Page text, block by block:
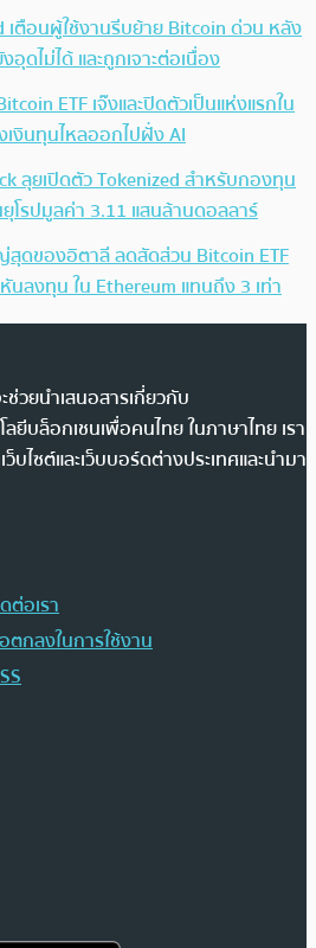
เตือนผู้ใช้งานรีบย้าย Bitcoin ด่วน หลัง
อุดไม่ได้ และถูกเจาะต่อเนื่อง
ETF เจ๊งและปิดตัวเป็นแห่งแรกใน
งินทุนไหลออกไปฝั่ง AI
ลุยเปิดตัว Tokenized สำหรับกองทุน
โรปมูลค่า 3.11 แสนล้านดอลลาร์
สุดของอิตาลี ลดสัดส่วน Bitcoin ETF
นลงทุน ใน Ethereum แทนถึง 3 เท่า
วยนำเสนอสารเกี่ยวกับ
ยีบล็อกเชนเพื่อคนไทย ในภาษาไทย เรา
ไซต์และเว็บบอร์ดต่างประเทศและนำมา
ต่อเรา
ตกลงในการใช้งาน